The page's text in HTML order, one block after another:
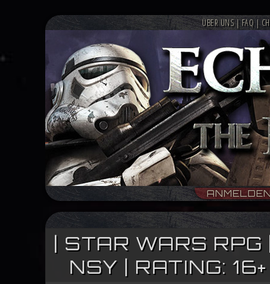
ÜBER UNS| FAQ|
| STAR WARS
NSY | RATING: